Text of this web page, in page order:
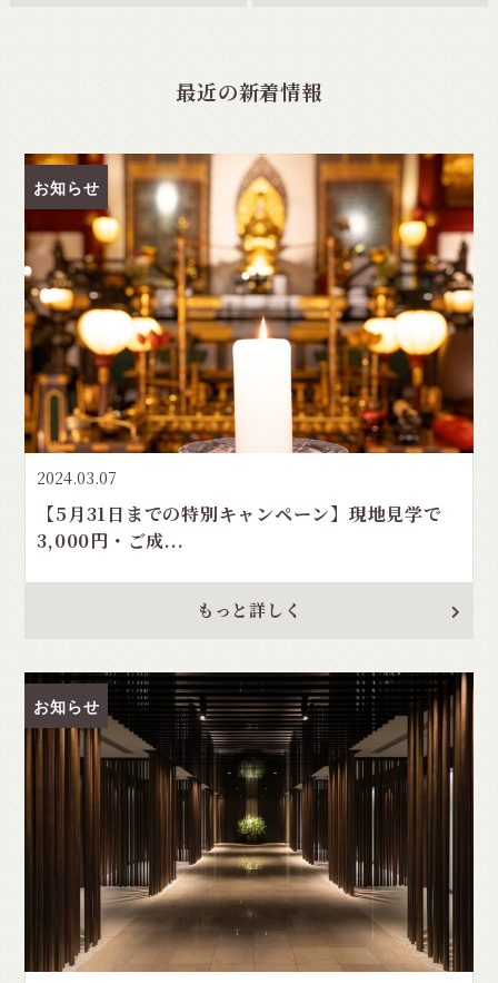
最近の新着情報
お知らせ
2024.03.07
【5月31日までの特別キャンペーン】現地見学で
3,000円・ご成...
もっと詳しく
お知らせ